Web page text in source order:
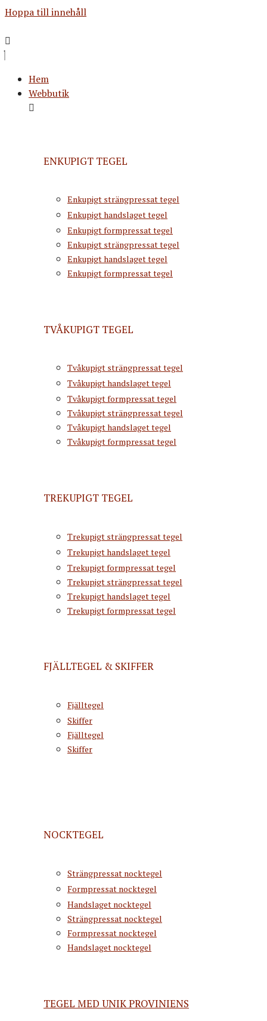
Hoppa till innehåll
Hem
Webbutik
ENKUPIGT TEGEL
Enkupigt strängpressat tegel
Enkupigt handslaget tegel
Enkupigt formpressat tegel
Enkupigt strängpressat tegel
Enkupigt handslaget tegel
Enkupigt formpressat tegel
TVÅKUPIGT TEGEL
Tvåkupigt strängpressat tegel
Tvåkupigt handslaget tegel
Tvåkupigt formpressat tegel
Tvåkupigt strängpressat tegel
Tvåkupigt handslaget tegel
Tvåkupigt formpressat tegel
TREKUPIGT TEGEL
Trekupigt strängpressat tegel
Trekupigt handslaget tegel
Trekupigt formpressat tegel
Trekupigt strängpressat tegel
Trekupigt handslaget tegel
Trekupigt formpressat tegel
FJÄLLTEGEL & SKIFFER
Fjälltegel
Skiffer
Fjälltegel
Skiffer
NOCKTEGEL
Strängpressat nocktegel
Formpressat nocktegel
Handslaget nocktegel
Strängpressat nocktegel
Formpressat nocktegel
Handslaget nocktegel
TEGEL MED UNIK PROVINIENS